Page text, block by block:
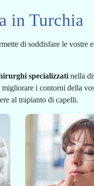
in Turchia
di soddisfare le vostre
specializzati nella
i contorni della
al trapianto di capelli.